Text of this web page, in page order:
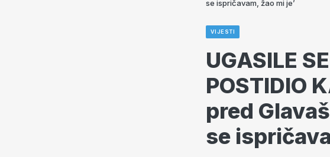
se ispričavam, žao mi je’
VIJESTI
UGASILE
POSTIDIO
pred
se